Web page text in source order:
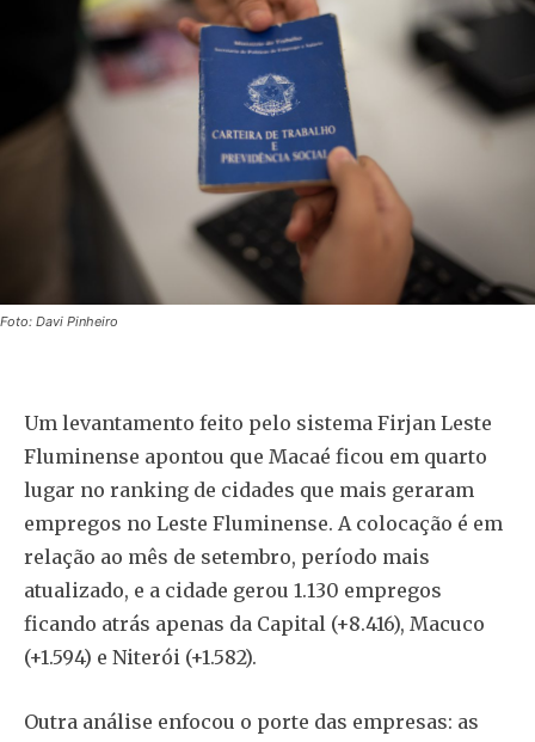
Foto: Davi Pinheiro
Um levantamento feito pelo sistema Firjan Leste
Fluminense apontou que Macaé ficou em quarto
lugar no ranking de cidades que mais geraram
empregos no Leste Fluminense. A colocação é em
relação ao mês de setembro, período mais
atualizado, e a cidade gerou 1.130 empregos
ficando atrás apenas da Capital (+8.416), Macuco
(+1.594) e Niterói (+1.582).
Outra análise enfocou o porte das empresas: as